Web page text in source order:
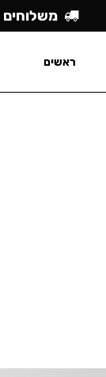
משלוחים
ראשים